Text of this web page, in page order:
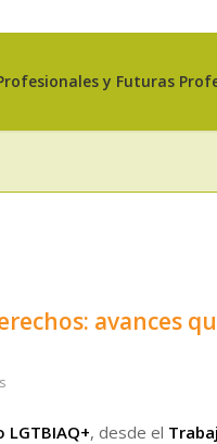
y Futuras
avances
LGTBIAQ+, desde el